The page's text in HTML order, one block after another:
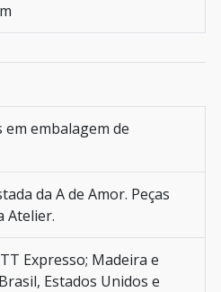
embalagem de
da A de Amor. Peças
Atelier.
Expresso; Madeira e
Estados Unidos e